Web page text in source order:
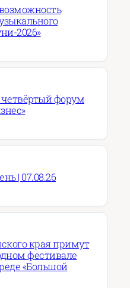
2026»
четвёртый форум
| 07.08.26
края примут
фестивале
«Большой